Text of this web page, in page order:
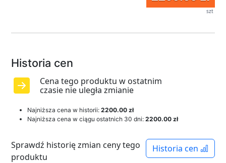
szt
Historia cen
Cena tego produktu w ostatnim
czasie nie uległa zmianie
Najniższa cena w historii: 2200.00 zł
Najniższa cena w ciągu ostatnich 30 dni: 2200.00 zł
Historia cen
Sprawdź historię zmian ceny tego
produktu